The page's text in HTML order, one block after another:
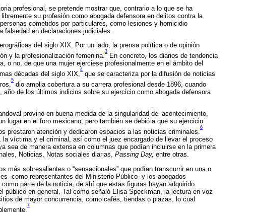
profesional, se pretende mostrar que, contrario a lo que se ha
su profesión como abogada defensora en delitos contra la
cometidos por particulares, como lesiones y homicidio
en declaraciones judiciales.
del siglo XIX. Por un lado, la prensa política o de opinión
y la profesionalización femenina.
3
En concreto, los diarios de tendencia
o no, de que una mujer ejerciese profesionalmente en el ámbito del
décadas del siglo XIX,
4
que se caracteriza por la difusión de noticias
5
dio amplia cobertura a su carrera profesional desde 1896, cuando
de los últimos indicios sobre su ejercicio como abogada defensora
provino en buena medida de la singularidad del acontecimiento,
lugar en el foro mexicano, pero también se debió a que su ejercicio
prestaron atención y dedicaron espacios a las noticias criminales.
6
víctima y el criminal, así como el juez encargado de llevar el proceso
sea de manera extensa en columnas que podían incluirse en la primera
Noticias, Notas sociales diarias, Passing Day, entre otras.
más sobresalientes o “sensacionales” que podían transcurrir en una o
-como representantes del Ministerio Público- y los abogados
parte de la noticia, de ahí que estas figuras hayan adquirido
público en general. Tal como señaló Elisa Speckman, la lectura en voz
de mayor concurrencia, como cafés, tiendas o plazas, lo cual
7